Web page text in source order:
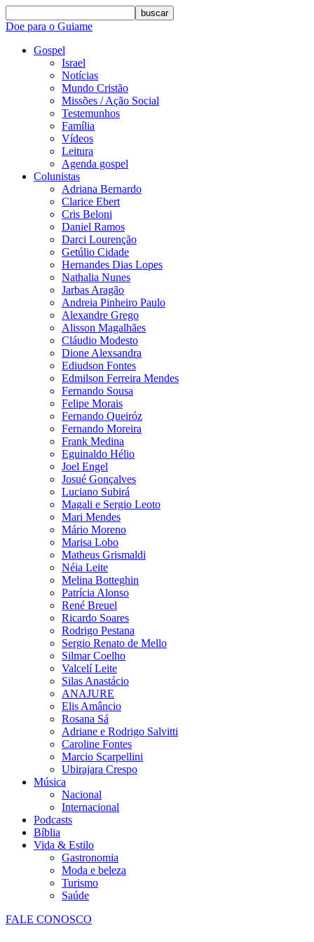
buscar
Doe para o Guiame
Gospel
Israel
Notícias
Mundo Cristão
Missões / Ação Social
Testemunhos
Família
Vídeos
Leitura
Agenda gospel
Colunistas
Adriana Bernardo
Clarice Ebert
Cris Beloni
Daniel Ramos
Darci Lourenção
Getúlio Cidade
Hernandes Dias Lopes
Nathalia Nunes
Jarbas Aragão
Andreia Pinheiro Paulo
Alexandre Grego
Alisson Magalhães
Cláudio Modesto
Dione Alexsandra
Ediudson Fontes
Edmilson Ferreira Mendes
Fernando Sousa
Felipe Morais
Fernando Queiróz
Fernando Moreira
Frank Medina
Eguinaldo Hélio
Joel Engel
Josué Gonçalves
Luciano Subirá
Magali e Sergio Leoto
Mari Mendes
Mário Moreno
Marisa Lobo
Matheus Grismaldi
Néia Leite
Melina Botteghin
Patrícia Alonso
René Breuel
Ricardo Soares
Rodrigo Pestana
Sergio Renato de Mello
Silmar Coelho
Valcelí Leite
Silas Anastácio
ANAJURE
Elis Amâncio
Rosana Sá
Adriane e Rodrigo Salvitti
Caroline Fontes
Marcio Scarpellini
Ubirajara Crespo
Música
Nacional
Internacional
Podcasts
Bíblia
Vida & Estilo
Gastronomia
Moda e beleza
Turismo
Saúde
FALE CONOSCO